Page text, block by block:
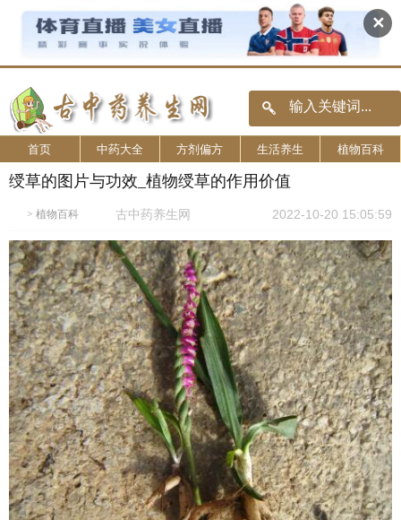
✕
首页 中药大全 方剂偏方 生活养生 植物百科
绶草的图片与功效_植物绶草的作用价值
> 植物百科 古中药养生网 2022-10-20 15:05:59